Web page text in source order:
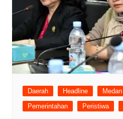
Daerah Headline Medan
Pemerintahan
Peristiwa